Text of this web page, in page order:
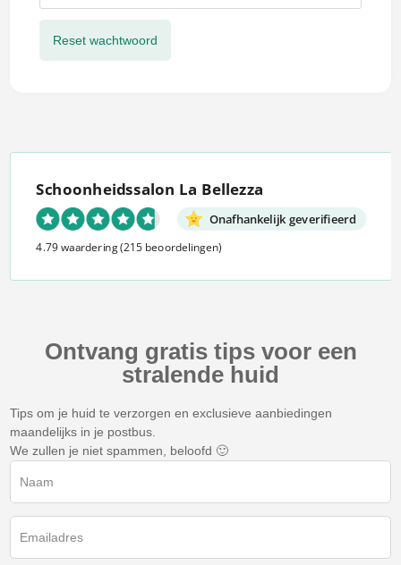
Reset wachtwoord
Schoonheidssalon La Bellezza
Onafhankelijk geverifieerd
4.79 waardering(215 beoordelingen)
Ontvang gratis tips voor een
stralende huid
Tips om je huid te verzorgen en exclusieve aanbiedingen
maandelijks in je postbus.
We zullen je niet spammen, beloofd 🙂